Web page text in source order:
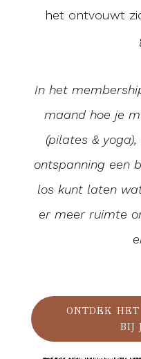
het ontvouwt
In het
maand hoe je
(pilates &
ontspanning een
los kunt laten
er meer ruimte
ONTDEK
BIJ